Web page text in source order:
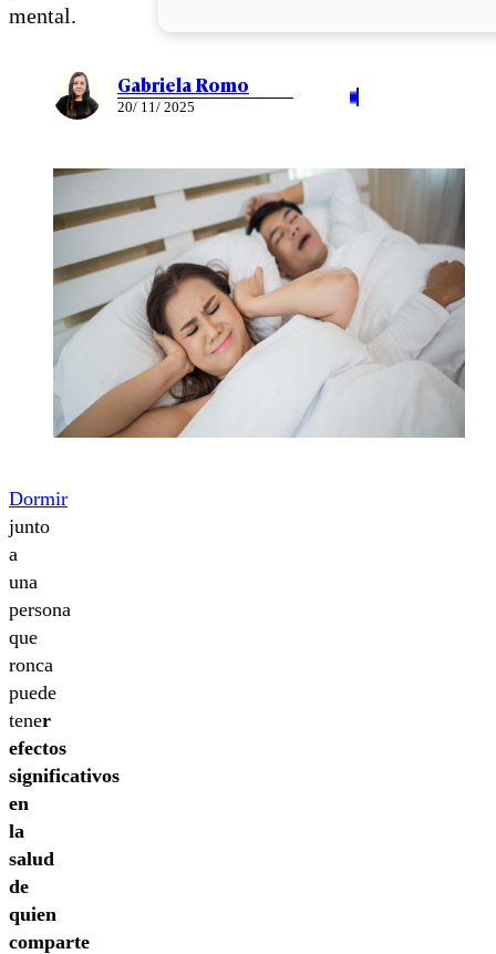
mental.
Gabriela Romo
20/ 11/ 2025
Dormir
junto
a
una
persona
que
ronca
puede
tener
efectos
significativos
en
la
salud
de
quien
comparte